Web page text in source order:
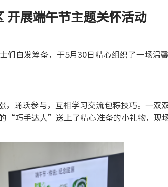
展端午节主题关怀活动
们自发筹备，于5月 30日精心组织了一场温
踊跃参与，互相学习交流包粽技巧。一双
“巧手达人”送上了精心准备的小礼物，现